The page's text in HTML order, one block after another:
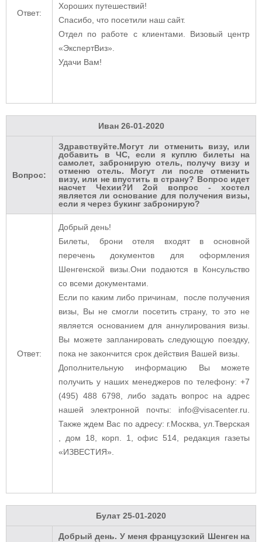
Ответ:
Хороших путешествий!
Спасибо, что посетили наш сайт.
Отдел по работе с клиентами. Визовый центр
«ЭкспертВиз».
Удачи Вам!
Иван 26-01-2020
Вопрос:
Здравствуйте.Могут ли отменить визу, или
добавить в ЧС, если я куплю билеты на
самолет, забронирую отель, получу визу и
отменю отель. Могут ли после отменить
визу, или не впустить в страну? Вопрос идет
насчет Чехии?И 2ой вопрос - хостел
является ли основание для получения визы,
если я через букинг забронирую?
Ответ:
Добрый день!
Билеты, брони отеля входят в основной
перечень документов для оформления
Шенгенской визы.Они подаются в Консульство
со всеми документами.
Если по каким либо причинам, после получения
визы, Вы не смогли посетить страну, то это не
является основанием для аннулирования визы.
Вы можете запланировать следующую поездку,
пока не закончится срок действия Вашей визы.
Дополнительную информацию Вы можете
получить у наших менеджеров по телефону: +7
(495) 488 6798, либо задать вопрос на адрес
нашей электронной почты: info@visacenter.ru.
Также ждем Вас по адресу: г.Москва, ул.Тверская
, дом 18, корп. 1, офис 514, редакция газеты
«ИЗВЕСТИЯ».
Булат 25-01-2020
Добрый день. У меня французский Шенген на